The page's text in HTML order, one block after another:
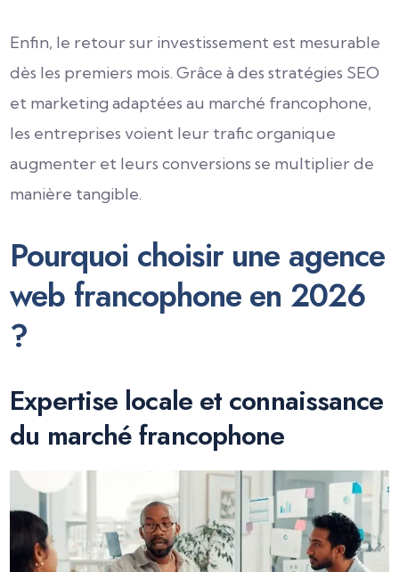
Enfin, le retour sur investissement est mesurable
dès les premiers mois. Grâce à des stratégies SEO
et marketing adaptées au marché francophone,
les entreprises voient leur trafic organique
augmenter et leurs conversions se multiplier de
manière tangible.
Pourquoi choisir une agence
web francophone en 2026
?
Expertise locale et connaissance
du marché francophone